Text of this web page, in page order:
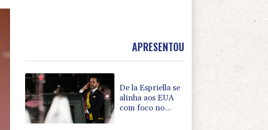
APRESENTOU
De la Espriella se
alinha aos EUA
com foco no